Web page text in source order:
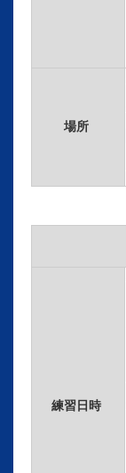
場所
練習日時